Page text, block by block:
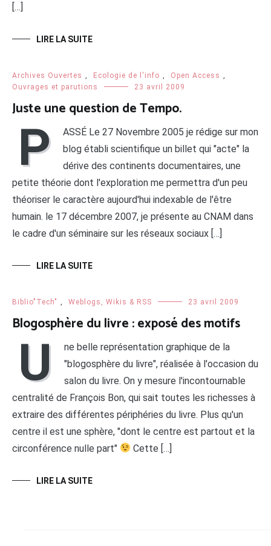
[…]
LIRE LA SUITE
Archives Ouvertes Ecologie de l'info Open Access
Ouvrages et parutions
23 avril 2009
Juste une question de Tempo.
P
ASSÉ Le 27 Novembre 2005 je rédige sur mon
blog établi scientifique un billet qui "acte" la
dérive des continents documentaires, une
petite théorie dont l'exploration me permettra d'un peu
théoriser le caractère aujourd'hui indexable de l'être
humain. le 17 décembre 2007, je présente au CNAM dans
le cadre d'un séminaire sur les réseaux sociaux […]
LIRE LA SUITE
Biblio"Tech" Weblogs, Wikis & RSS 23 avril 2009
Blogosphère du livre : exposé des motifs
U
ne belle représentation graphique de la
"blogosphère du livre", réalisée à l'occasion du
salon du livre. On y mesure l'incontournable
centralité de François Bon, qui sait toutes les richesses à
extraire des différentes périphéries du livre. Plus qu'un
centre il est une sphère, "dont le centre est partout et la
circonférence nulle part"
Cette […]
LIRE LA SUITE